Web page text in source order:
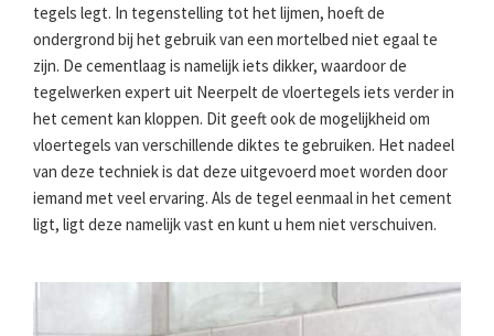
tegels legt. In tegenstelling tot het lijmen, hoeft de
ondergrond bij het gebruik van een mortelbed niet egaal te
zijn. De cementlaag is namelijk iets dikker, waardoor de
tegelwerken expert uit Neerpelt de vloertegels iets verder in
het cement kan kloppen. Dit geeft ook de mogelijkheid om
vloertegels van verschillende diktes te gebruiken. Het nadeel
van deze techniek is dat deze uitgevoerd moet worden door
iemand met veel ervaring. Als de tegel eenmaal in het cement
ligt, ligt deze namelijk vast en kunt u hem niet verschuiven.